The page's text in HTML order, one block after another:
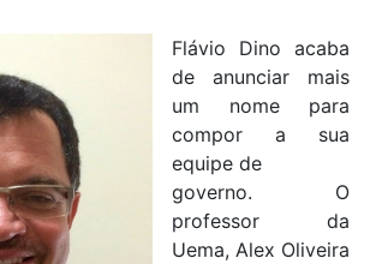
Flávio Dino acaba
de anunciar mais
um nome para
compor a sua
equipe de
governo. O
professor da
Uema, Alex Oliveira